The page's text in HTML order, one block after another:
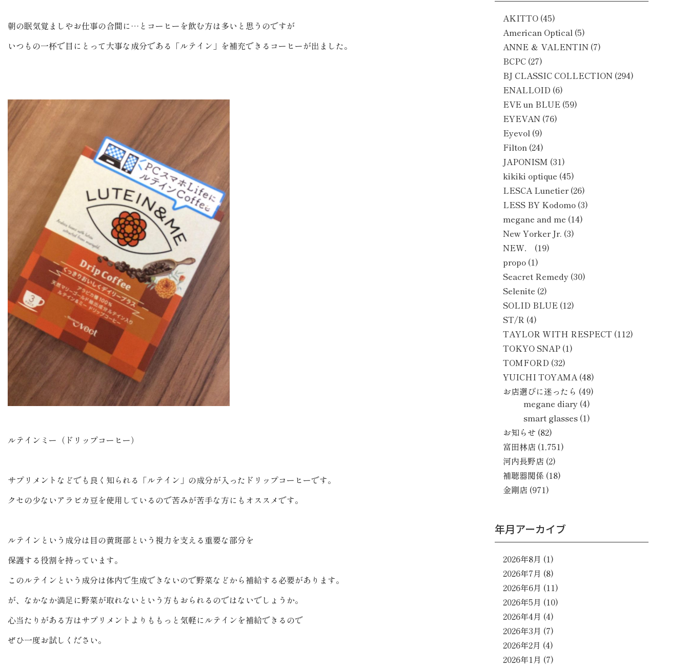
朝の眠気覚ましやお仕事の合間に…とコーヒーを飲む方は多いと思うのですが
いつもの一杯で目にとって大事な成分である「ルテイン」を補充できるコーヒーが出ました。
ルテインミー（ドリップコーヒー）
サプリメントなどでも良く知られる「ルテイン」の成分が入ったドリップコーヒーです。
クセの少ないアラビカ豆を使用しているので苦みが苦手な方にもオススメです。
ルテインという成分は目の黄斑部という視力を支える重要な部分を
保護する役割を持っています。
このルテインという成分は体内で生成できないので野菜などから補給する必要があります。
が、なかなか満足に野菜が取れないという方もおられるのではないでしょうか。
心当たりがある方はサプリメントよりももっと気軽にルテインを補給できるので
ぜひ一度お試しください。
AKITTO (45)
American Optical (5)
ANNE ＆ VALENTIN (7)
BCPC (27)
BJ CLASSIC COLLECTION (294)
ENALLOID (6)
EVE un BLUE (59)
EYEVAN (76)
Eyevol (9)
Filton (24)
JAPONISM (31)
kikiki optique (45)
LESCA Lunetier(26)
LESS BY Kodomo (3)
megane and me (14)
New Yorker Jr. (3)
NEW．
(19)
propo (1)
Seacret Remedy (30)
Selenite (2)
SOLID BLUE (12)
ST/R (4)
TAYLOR WITH RESPECT (112)
TOKYO SNAP (1)
TOMFORD (32)
YUICHI TOYAMA(48)
お店選びに迷ったら (49)
megane diary (4)
smart glasses (1)
お知らせ (82)
富田林店 (1,751)
河内長野店 (2)
補聴器関係 (18)
金剛店 (971)
年月アーカイブ
2026年8月 (1)
2026年7月 (8)
2026年6月 (11)
2026年5月 (10)
2026年4月 (4)
2026年3月 (7)
2026年2月 (4)
2026年1月 (7)